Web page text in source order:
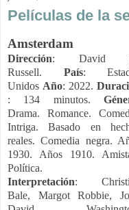
Películas de la
Amsterdam
Dirección:David
Russell. País:
Unidos Año: 2022.
: 134 minutos.
Drama. Romance.
Intriga. Basado en
reales. Comedia negra.
1930. Años 1910.
Política.
Interpretación:
Bale, Margot Robbie,